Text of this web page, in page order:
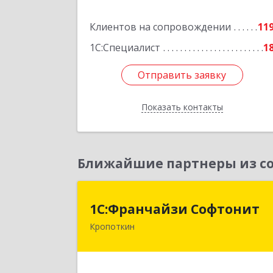
Клиентов на сопровождении
1С:Специалист
Отправить заявку
Показать контакты
Отправить заявку
Назад
Ближайшие партнеры из
1С:Франчайзи Софтонит
Кропоткин
1С:Франчайзи Софтонит